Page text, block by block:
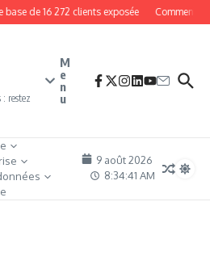
de 16 272 clients exposée Comment
: restez
M
e
n
u
9 août 2026
8:34:42 AM